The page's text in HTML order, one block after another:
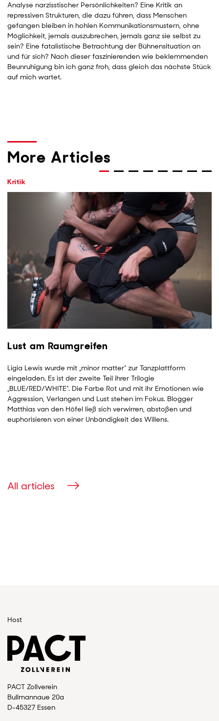
Analyse narzisstischer Persönlichkeiten? Eine Kritik an
repressiven Strukturen, die dazu führen, dass Menschen
gefangen bleiben in hohlen Kommunikationsmustern, ohne
Möglichkeit, jemals auszubrechen, jemals ganz sie selbst zu
sein? Eine fatalistische Betrachtung der Bühnensituation an
und für sich? Nach dieser faszinierenden wie beklemmenden
Beunruhigung bin ich ganz froh, dass gleich das nächste Stück
auf mich wartet.
More Articles
Kritik
Lust am Raumgreifen
Ligia Lewis wurde mit „minor matter“ zur Tanzplattform
eingeladen. Es ist der zweite Teil ihrer Trilogie
„BLUE/RED/WHITE“. Die Farbe Rot und mit ihr Emotionen wie
Aggression, Verlangen und Lust stehen im Fokus. Blogger
Matthias van den Höfel ließ sich verwirren, abstoßen und
euphorisieren von einer Unbändigkeit des Willens.
All articles
Host
PACT Zollverein
Bullmannaue 20a
D-45327 Essen